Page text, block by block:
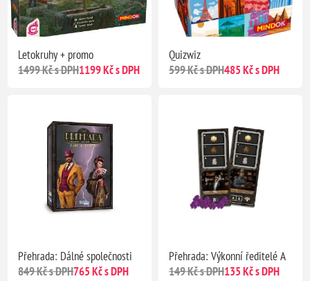
Letokruhy + promo
1499 Kč s DPH1199 Kč s DPH
Quizwiz
599 Kč s DPH485 Kč s DPH
Přehrada: Dálné společnosti
849 Kč s DPH765 Kč s DPH
Přehrada: Výkonní ředitelé A
149 Kč s DPH135 Kč s DPH